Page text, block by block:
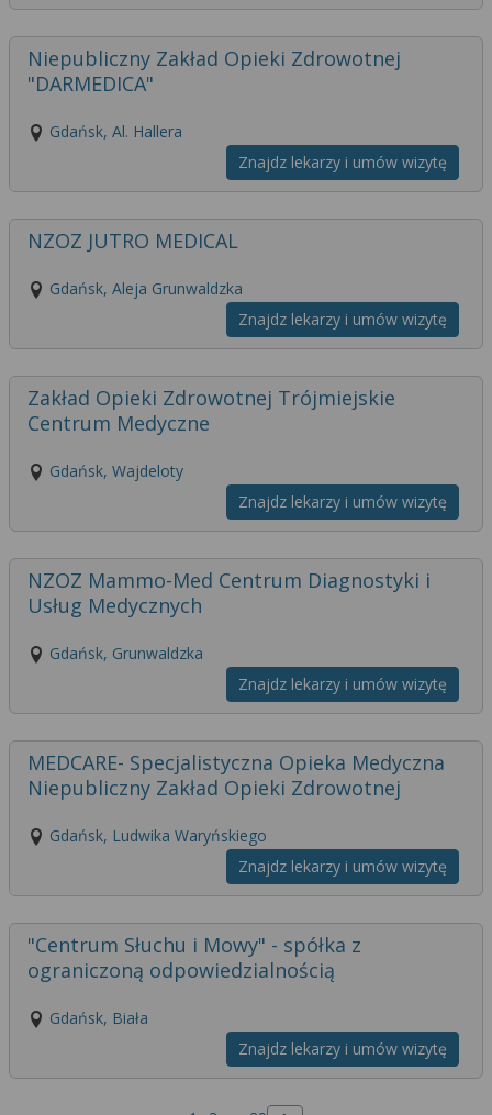
Niepubliczny Zakład Opieki Zdrowotnej
"DARMEDICA"
Gdańsk, Al. Hallera
Znajdz lekarzy i umów wizytę
NZOZ JUTRO MEDICAL
Gdańsk, Aleja Grunwaldzka
Znajdz lekarzy i umów wizytę
Zakład Opieki Zdrowotnej Trójmiejskie
Centrum Medyczne
Gdańsk, Wajdeloty
Znajdz lekarzy i umów wizytę
NZOZ Mammo-Med Centrum Diagnostyki i
Usług Medycznych
Gdańsk, Grunwaldzka
Znajdz lekarzy i umów wizytę
MEDCARE- Specjalistyczna Opieka Medyczna
Niepubliczny Zakład Opieki Zdrowotnej
Gdańsk, Ludwika Waryńskiego
Znajdz lekarzy i umów wizytę
"Centrum Słuchu i Mowy" - spółka z
ograniczoną odpowiedzialnością
Gdańsk, Biała
Znajdz lekarzy i umów wizytę